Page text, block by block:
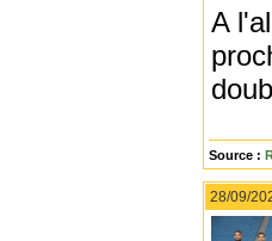
A
Source :
28/09/